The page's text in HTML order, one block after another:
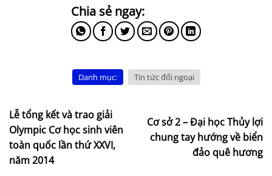
Danh mục: Tin tức đối ngoại
Lễ tổng kết và trao giải
Olympic Cơ học sinh viên
toàn quốc lần thứ XXVI,
năm 2014
Cơ sở 2 – Đại học Thủy lợi
chung tay hướng về biển
đảo quê hương